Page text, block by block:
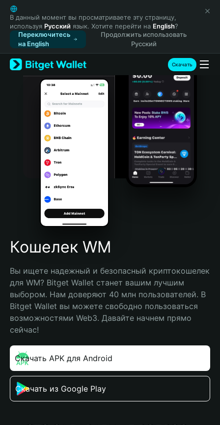
English
日本語
Tiếng Việt
Русский
Español (Latinoamérica)
Türkçe
Italiano
Português (Portugal)
Bahasa Indonesia
Português (Brasil)
Español (Argentina)
В данный момент вы просматриваете эту страницу,
используя Русский язык. Хотите перейти на English?
Переключитесь
на English
Продолжить использовать
Русский
Скачать
Кошелек WM
Вы ищете надежный и безопасный криптокошелек
для WM? Bitget Wallet станет вашим лучшим
выбором. Нам доверяют 40 млн пользователей. В
Bitget Wallet вы можете свободно пользоваться
возможностями Web3. Давайте начнем прямо
сейчас!
Скачать APK для Android
Скачать из Google Play